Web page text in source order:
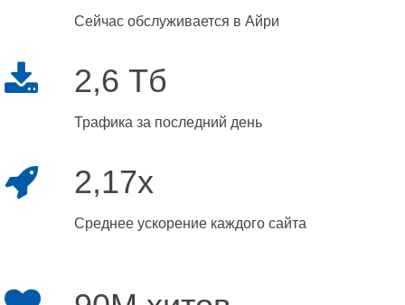
Сейчас обслуживается в Айри
2,6 Тб
Трафика за последний день
2,17x
Среднее ускорение каждого сайта